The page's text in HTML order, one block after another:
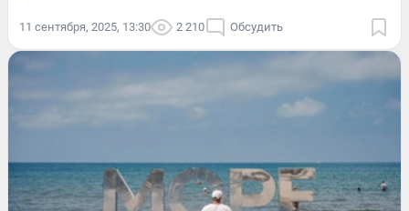
11 сентября, 2025, 13:30 2 210 Обсудить